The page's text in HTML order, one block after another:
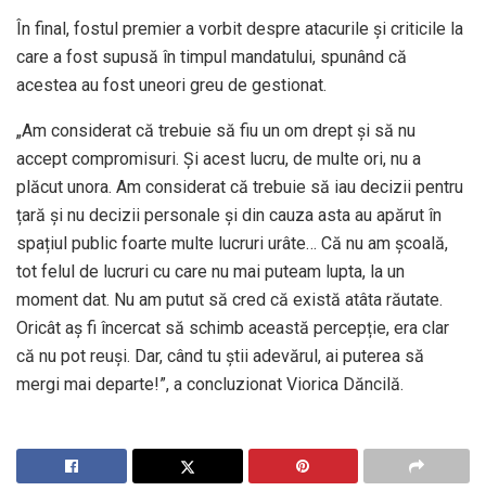
În final, fostul premier a vorbit despre atacurile și criticile la
care a fost supusă în timpul mandatului, spunând că
acestea au fost uneori greu de gestionat.
„Am considerat că trebuie să fiu un om drept și să nu
accept compromisuri. Și acest lucru, de multe ori, nu a
plăcut unora. Am considerat că trebuie să iau decizii pentru
țară și nu decizii personale și din cauza asta au apărut în
spațiul public foarte multe lucruri urâte… Că nu am școală,
tot felul de lucruri cu care nu mai puteam lupta, la un
moment dat. Nu am putut să cred că există atâta răutate.
Oricât aș fi încercat să schimb această percepție, era clar
că nu pot reuși. Dar, când tu știi adevărul, ai puterea să
mergi mai departe!”, a concluzionat Viorica Dăncilă.